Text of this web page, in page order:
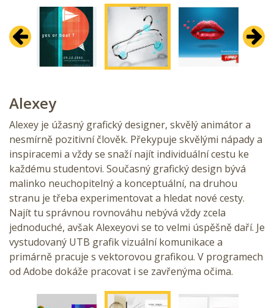
Předchozí Další
Alexey
Alexey je úžasný grafický designer, skvělý animátor a
nesmírně pozitivní člověk. Překypuje skvělými nápady a
inspiracemi a vždy se snaží najít individuální cestu ke
každému studentovi. Současný grafický design bývá
malinko neuchopitelný a konceptuální, na druhou
stranu je třeba experimentovat a hledat nové cesty.
Najít tu správnou rovnováhu nebývá vždy zcela
jednoduché, avšak Alexeyovi se to velmi úspěšně daří. Je
vystudovaný UTB grafik vizuální komunikace a
primárně pracuje s vektorovou grafikou. V programech
od Adobe dokáže pracovat i se zavřenýma očima.